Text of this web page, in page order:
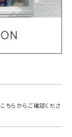
こちらからご確認くださ